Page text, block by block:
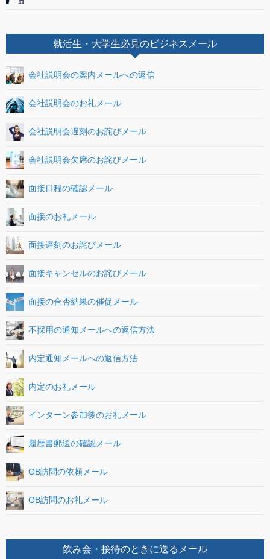
就活生・大学生必見のビジネスメール
会社説明会の案内メールへの返信
会社説明会のお礼メール
会社説明会遅刻のお詫びメール
会社説明会欠席のお詫びメール
面接日程の確認メール
面接のお礼メール
面接遅刻のお詫びメール
面接キャンセルのお詫びメール
面接の合否結果の催促メール
不採用の通知メールへの返信方法
内定通知メールへの返信方法
内定のお礼メール
インターン参加後のお礼メール
履歴書郵送の確認メール
OB訪問の依頼メール
OB訪問のお礼メール
飲み会・接待のときに送るメール